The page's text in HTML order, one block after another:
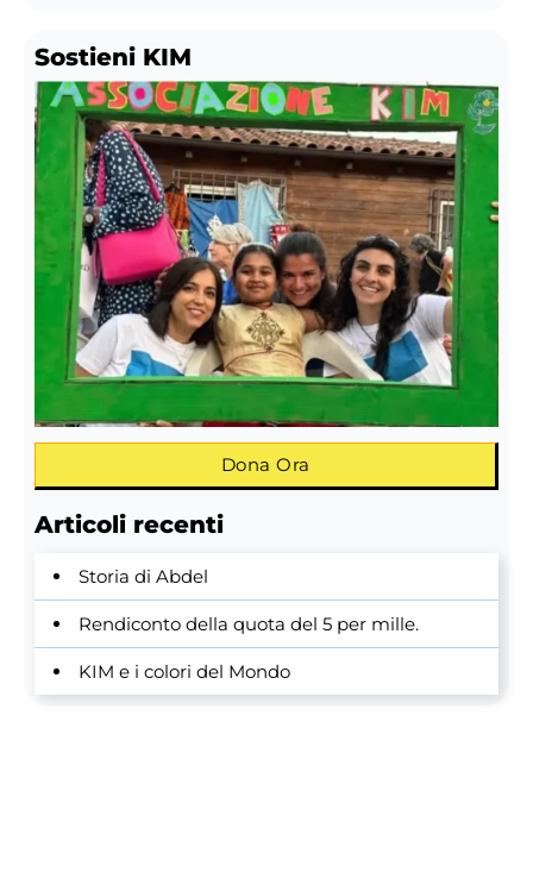
Sostieni KIM
Dona Ora
Articoli recenti
Storia di Abdel
Rendiconto della quota del 5 per mille.
KIM e i colori del Mondo